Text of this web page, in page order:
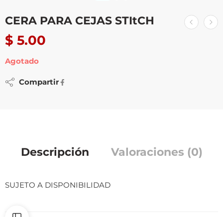
CERA PARA CEJAS STItCH
$ 5.00
Agotado
Compartir
Descripción Valoraciones (0)
SUJETO A DISPONIBILIDAD